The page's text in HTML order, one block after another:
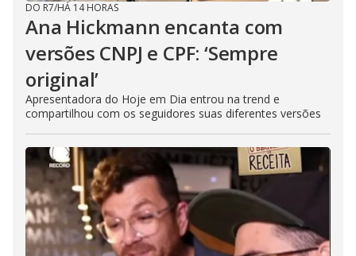
DO R7/HÁ 14 HORAS
Ana Hickmann encanta com
versões CNPJ e CPF: ‘Sempre
original’
Apresentadora do Hoje em Dia entrou na trend e
compartilhou com os seguidores suas diferentes versões